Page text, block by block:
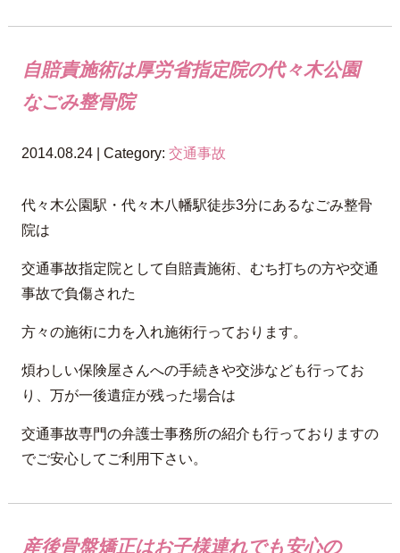
自賠責施術は厚労省指定院の代々木公園
なごみ整骨院
2014.08.24 | Category: 交通事故
代々木公園駅・代々木八幡駅徒歩3分にあるなごみ整骨
院は
交通事故指定院として自賠責施術、むち打ちの方や交通
事故で負傷された
方々の施術に力を入れ施術行っております。
煩わしい保険屋さんへの手続きや交渉なども行ってお
り、万が一後遺症が残った場合は
交通事故専門の弁護士事務所の紹介も行っておりますの
でご安心してご利用下さい。
産後骨盤矯正はお子様連れでも安心の